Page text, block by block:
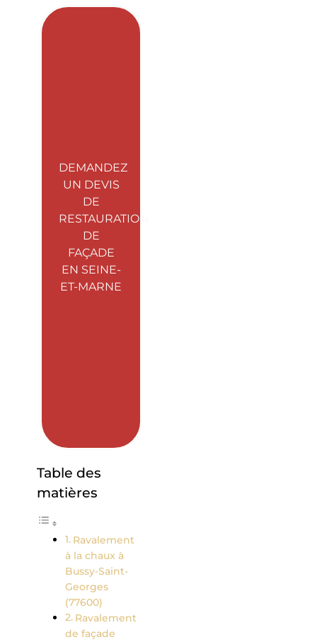
DEMANDEZ
UN DEVIS
DE
RESTAURATION
DE
FAÇADE
EN SEINE-
ET-MARNE
Table des
matières
Ravalement
à la chaux à
Bussy-Saint-
Georges
(77600)
Ravalement
de façade